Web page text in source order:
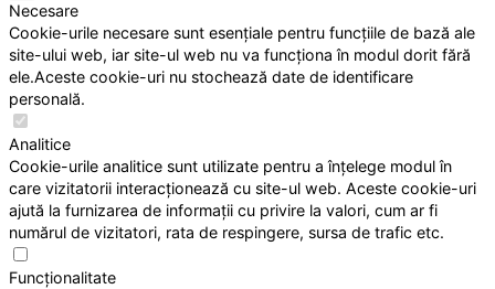
Necesare
Cookie-urile necesare sunt esențiale pentru funcțiile de bază ale
site-ului web, iar site-ul web nu va funcționa în modul dorit fără
ele.Aceste cookie-uri nu stochează date de identificare
personală.
Analitice
Cookie-urile analitice sunt utilizate pentru a înțelege modul în
care vizitatorii interacționează cu site-ul web. Aceste cookie-uri
ajută la furnizarea de informații cu privire la valori, cum ar fi
numărul de vizitatori, rata de respingere, sursa de trafic etc.
Funcționalitate